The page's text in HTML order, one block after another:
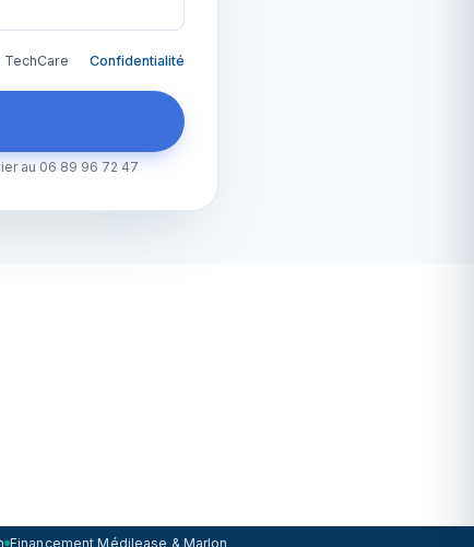
Confidentialité
au 06 89 96 72 47
Financement Médilease & Marlon